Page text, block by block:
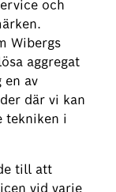
och
Wibergs
aggregat
av
där vi kan
tekniken i
till att